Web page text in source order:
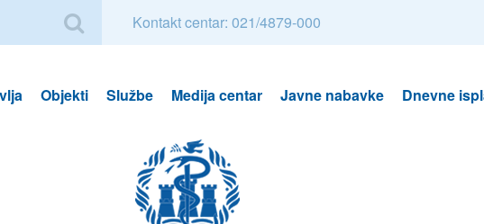
Kontakt centar: 021/4879-000
Objekti Službe Medija centar Javne nabavke Dnevne